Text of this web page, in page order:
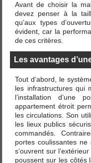
Avant de choisir la
devez penser à la
qu’aux types
évident, car la
de ces critères.
Les avantages
Tout d’abord, le
les infrastructures qui
l’installation d’une
appartement étroit
les circulations. Son
les lieux publics
commandés.
portes coulissantes
s’ouvrent sur
poussent sur les côtés